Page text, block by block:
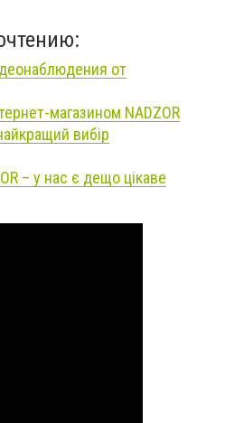
от
магазином NADZOR
вибір
– у нас є дещо цікаве